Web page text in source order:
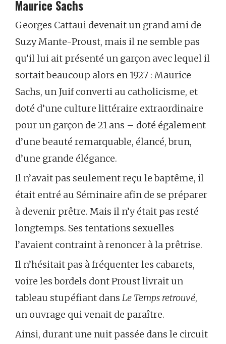
Maurice Sachs
Georges Cattaui devenait un grand ami de
Suzy Mante-Proust, mais il ne semble pas
qu’il lui ait présenté un garçon avec lequel il
sortait beaucoup alors en 1927 : Maurice
Sachs, un Juif converti au catholicisme, et
doté d’une culture littéraire extraordinaire
pour un garçon de 21 ans – doté également
d’une beauté remarquable, élancé, brun,
d’une grande élégance.
Il n’avait pas seulement reçu le baptême, il
était entré au Séminaire afin de se préparer
à devenir prêtre. Mais il n’y était pas resté
longtemps. Ses tentations sexuelles
l’avaient contraint à renoncer à la prêtrise.
Il n’hésitait pas à fréquenter les cabarets,
voire les bordels dont Proust livrait un
tableau stupéfiant dans Le Temps retrouvé,
un ouvrage qui venait de paraître.
Ainsi, durant une nuit passée dans le circuit